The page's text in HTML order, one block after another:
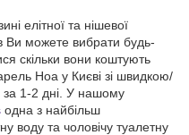
елітної та нішевої
Ви можете вибрати будь-
скільки вони коштують
Ноа у Києві зі швидкою/
за 1-2 дні. У нашому
одна з найбільш
воду та чоловічу туалетну